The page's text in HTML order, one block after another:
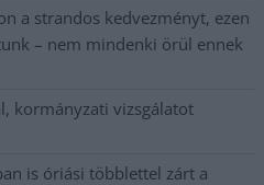
a strandos kedvezményt, ezen
– nem mindenki örül ennek
kormányzati vizsgálatot
is óriási többlettel zárt a